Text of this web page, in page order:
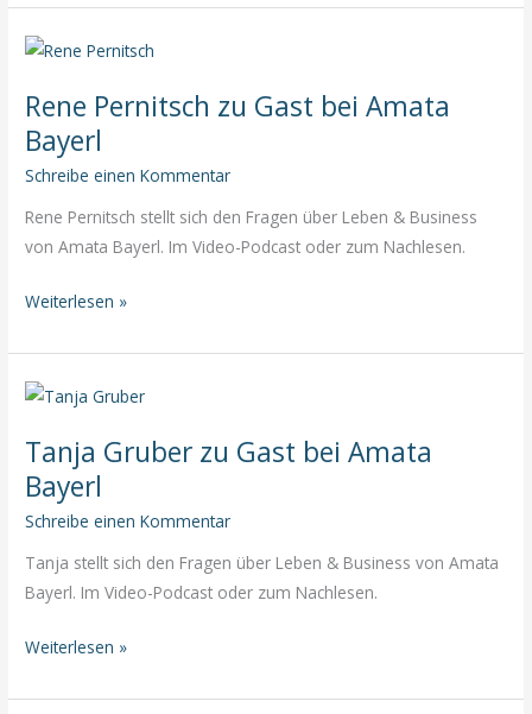
zu
Gast
Amata
Bayerl
Rene Pernitsch zu Gast bei Amata
Bayerl
Schreibe einen Kommentar
Rene Pernitsch stellt sich den Fragen über Leben & Business
von Amata Bayerl. Im Video-Podcast oder zum Nachlesen.
Rene
zu
Gast
Amata
Bayerl
Weiterlesen »
Tanja Gruber zu Gast bei Amata
Bayerl
Schreibe einen Kommentar
Tanja stellt sich den Fragen über Leben & Business von Amata
Bayerl. Im Video-Podcast oder zum Nachlesen.
Tanja
zu
Weiterlesen »